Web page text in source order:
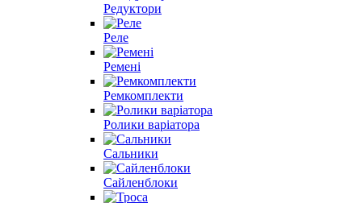
Редуктори
Реле
Ремені
Ремкомплекти
Ролики варіатора
Сальники
Сайленблоки